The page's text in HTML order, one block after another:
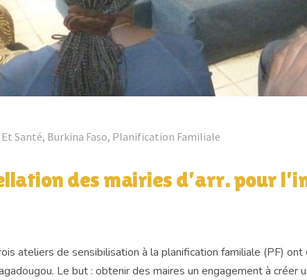
Santé, Burkina Faso, Planification Familiale
des mairies d’arr. pour
ateliers de sensibilisation à la planification familiale (PF)
Le but : obtenir des maires un engagement à créer